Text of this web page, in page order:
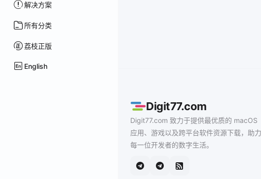
解决方案
所有分类
荔枝正版
English
Digit77.com
Digit77.com 致力于提供最优质的 macOS
应用、游戏以及跨平台软件资源下载，助力
每一位开发者的数字生活。